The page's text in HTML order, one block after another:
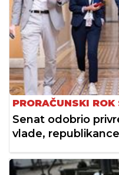
PRORAČUNSKI
Senat odobrio
vlade,